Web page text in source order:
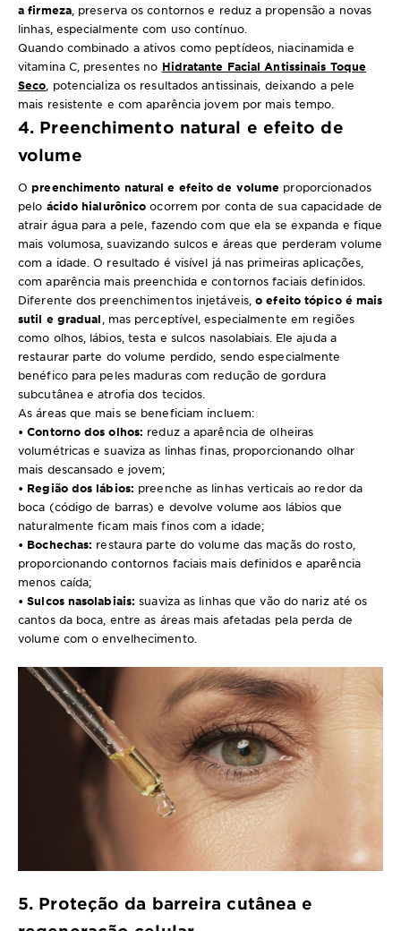
a firmeza, preserva os contornos e reduz a propensão a novas
linhas, especialmente com uso contínuo.
Quando combinado a ativos como peptídeos, niacinamida e
vitamina C, presentes no Hidratante Facial Antissinais Toque
Seco , potencializa os resultados antissinais, deixando a pele
mais resistente e com aparência jovem por mais tempo.
4. Preenchimento natural e efeito de
volume
Opreenchimento natural e efeito de volume proporcionados
pelo ácido hialurônico ocorrem por conta de sua capacidade de
atrair água para a pele, fazendo com que ela se expanda e fique
mais volumosa, suavizando sulcos e áreas que perderam volume
com a idade. O resultado é visível já nas primeiras aplicações,
com aparência mais preenchida e contornos faciais definidos.
Diferente dos preenchimentos injetáveis,o efeito tópico é mais
sutil e gradual , mas perceptível, especialmente em regiões
como olhos, lábios, testa e sulcos nasolabiais. Ele ajuda a
restaurar parte do volume perdido, sendo especialmente
benéfico para peles maduras com redução de gordura
subcutânea e atrofia dos tecidos.
As áreas que mais se beneficiam incluem:
• Contorno dos olhos: reduz a aparência de olheiras
volumétricas e suaviza as linhas finas, proporcionando olhar
mais descansado e jovem;
• Região dos lábios: preenche as linhas verticais ao redor da
boca (código de barras) e devolve volume aos lábios que
naturalmente ficam mais finos com a idade;
• Bochechas: restaura parte do volume das maçãs do rosto,
proporcionando contornos faciais mais definidos e aparência
menos caída;
• Sulcos nasolabiais: suaviza as linhas que vão do nariz até os
cantos da boca, entre as áreas mais afetadas pela perda de
volume com o envelhecimento.
5. Proteção da barreira cutânea e